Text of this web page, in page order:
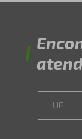
UF